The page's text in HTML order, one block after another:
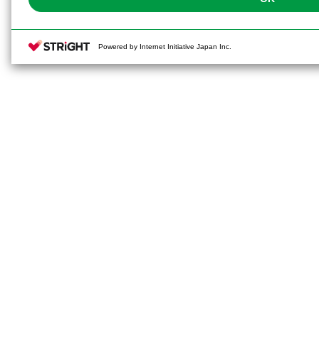
Powered by Internet Initiative Japan Inc.